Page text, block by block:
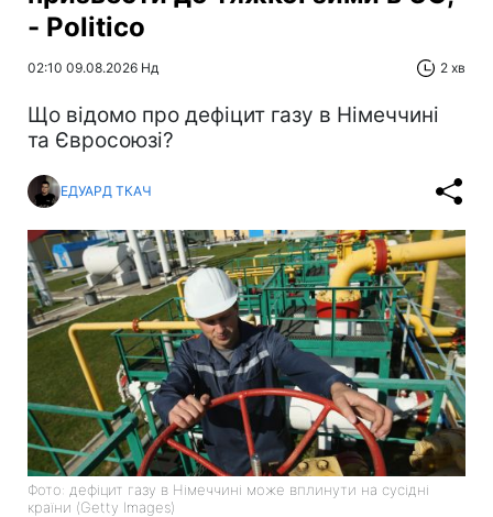
- Politico
02:10 09.08.2026 Нд 2 хв
Що відомо про дефіцит газу в Німеччині
та Євросоюзі?
ЕДУАРД ТКАЧ
Фото: дефіцит газу в Німеччині може вплинути на сусідні
країни (Getty Images)